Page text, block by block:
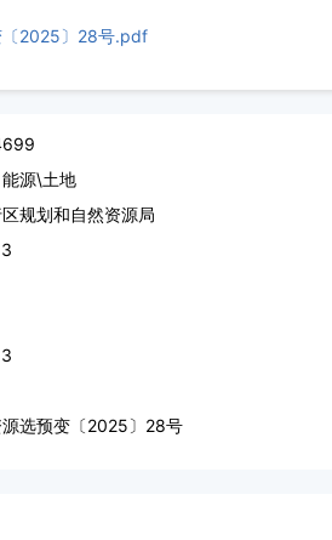
〔2025〕28号.pdf
源\土地
区规划和自然资源局
选预变〔2025〕28号